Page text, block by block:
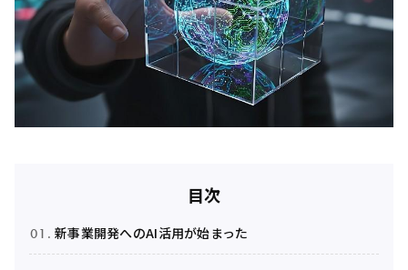
目次
新事業開発へのAI活用が始まった